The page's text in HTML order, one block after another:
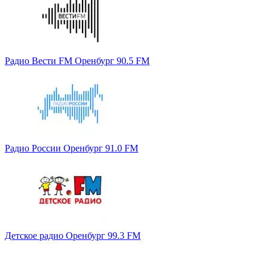
Радио Вести FM Оренбург 90.5 FM
Радио России Оренбург 91.0 FM
Детское радио Оренбург 99.3 FM